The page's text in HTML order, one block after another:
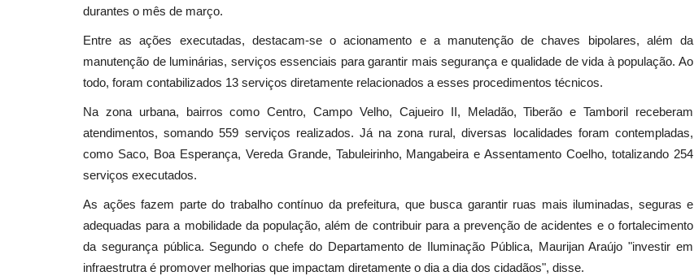
durantes o mês de março.
Entre as ações executadas, destacam-se o acionamento e a manutenção de chaves bipolares, além da
manutenção de luminárias, serviços essenciais para garantir mais segurança e qualidade de vida à população. Ao
todo, foram contabilizados 13 serviços diretamente relacionados a esses procedimentos técnicos.
Na zona urbana, bairros como Centro, Campo Velho, Cajueiro II, Meladão, Tiberão e Tamboril receberam
atendimentos, somando 559 serviços realizados. Já na zona rural, diversas localidades foram contempladas,
como Saco, Boa Esperança, Vereda Grande, Tabuleirinho, Mangabeira e Assentamento Coelho, totalizando 254
serviços executados.
As ações fazem parte do trabalho contínuo da prefeitura, que busca garantir ruas mais iluminadas, seguras e
adequadas para a mobilidade da população, além de contribuir para a prevenção de acidentes e o fortalecimento
da segurança pública. Segundo o chefe do Departamento de Iluminação Pública, Maurijan Araújo "investir em
infraestrutra é promover melhorias que impactam diretamente o dia a dia dos cidadãos", disse.